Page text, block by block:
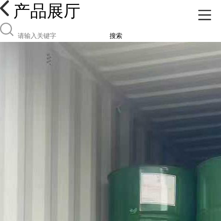
产品展厅
搜索